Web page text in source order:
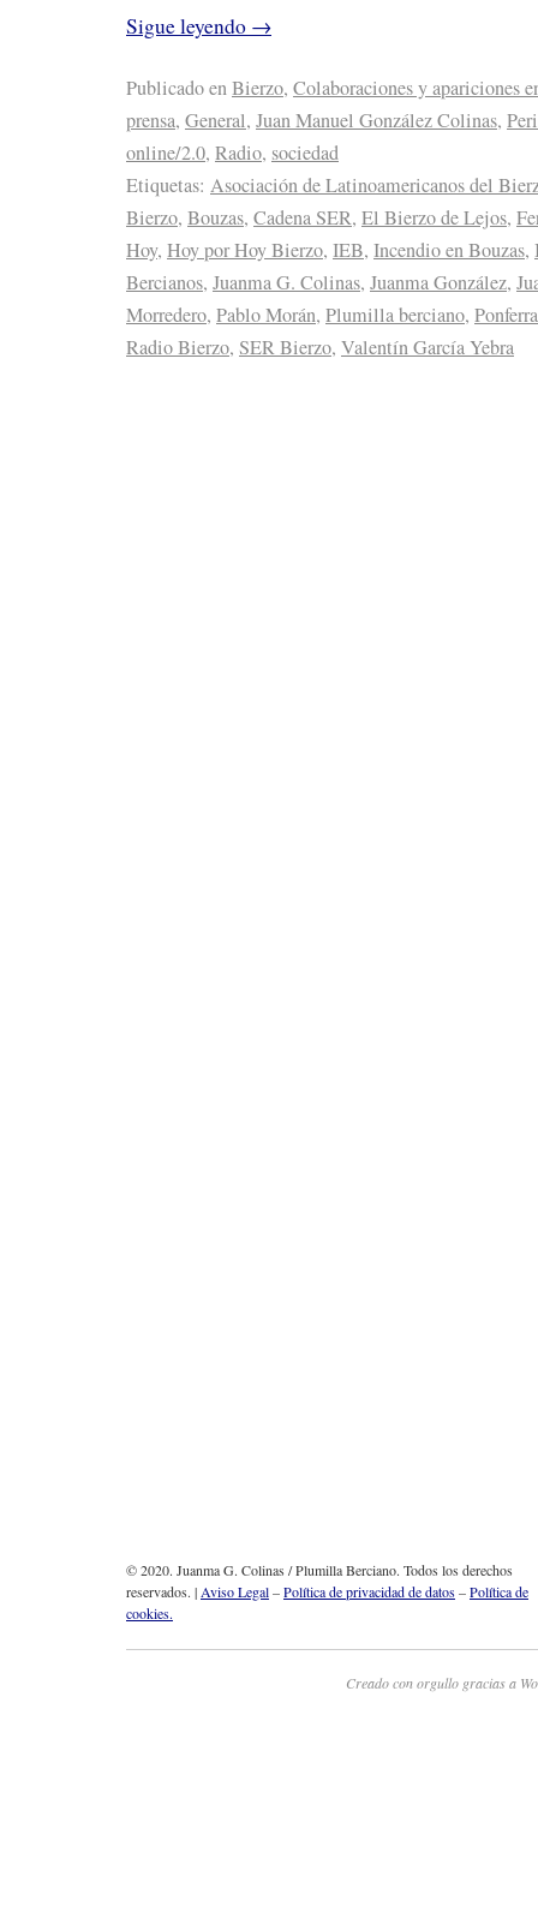
Sigue leyendo →
Publicado enBierzo, Colaboraciones y apariciones
prensa, General, Juan Manuel González Colinas,
online/2.0, Radio, sociedad
Etiquetas: Asociación de Latinoamericanos del
Bierzo, Bouzas, Cadena SER, El Bierzo de Lejos,
Hoy, Hoy por Hoy Bierzo, IEB, Incendio en Bouzas,
Bercianos, Juanma G. Colinas, Juanma González,
Morredero, Pablo Morán, Plumilla berciano,
Radio Bierzo, SER Bierzo, Valentín García Yebra
© 2020. Juanma G. Colinas / Plumilla Berciano. Todos los derechos
reservados. |Aviso Legal–Política de privacidad de datos–Política de
cookies.
Creado con orgullo gracias a